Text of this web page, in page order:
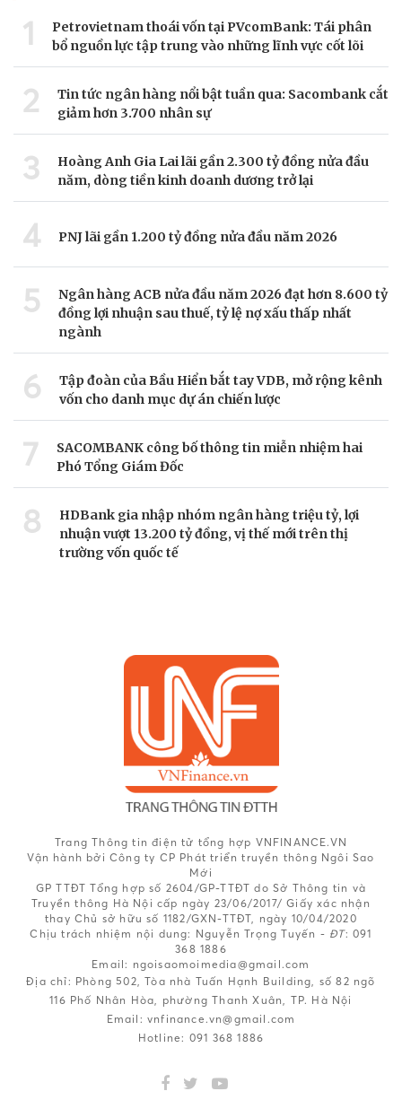
1
Petrovietnam thoái vốn tại PVcomBank: Tái phân
bổ nguồn lực tập trung vào những lĩnh vực cốt lõi
2
Tin tức ngân hàng nổi bật tuần qua: Sacombank cắt
giảm hơn 3.700 nhân sự
3
Hoàng Anh Gia Lai lãi gần 2.300 tỷ đồng nửa đầu
năm, dòng tiền kinh doanh dương trở lại
4 PNJ lãi gần 1.200 tỷ đồng nửa đầu năm 2026
5
Ngân hàng ACB nửa đầu năm 2026 đạt hơn 8.600 tỷ
đồng lợi nhuận sau thuế, tỷ lệ nợ xấu thấp nhất
ngành
6
Tập đoàn của Bầu Hiển bắt tay VDB, mở rộng kênh
vốn cho danh mục dự án chiến lược
7
SACOMBANK công bố thông tin miễn nhiệm hai
Phó Tổng Giám Đốc
8
HDBank gia nhập nhóm ngân hàng triệu tỷ, lợi
nhuận vượt 13.200 tỷ đồng, vị thế mới trên thị
trường vốn quốc tế
Trang Thông tin điện tử tổng hợp VNFINANCE.VN
Vận hành bởi Công ty CP Phát triển truyền thông Ngôi Sao
Mới
GP TTĐT Tổng hợp số 2604/GP-TTĐT do Sở Thông tin và
Truyền thông Hà Nội cấp ngày 23/06/2017/ Giấy xác nhận
thay Chủ sở hữu số 1182/GXN-TTĐT, ngày 10/04/2020
Chịu trách nhiệm nội dung: Nguyễn Trọng Tuyến - ĐT: 091
368 1886
Email: ngoisaomoimedia@gmail.com
Địa chỉ: Phòng 502, Tòa nhà Tuấn Hạnh Building, số 82 ngõ
116 Phố Nhân Hòa, phường Thanh Xuân, TP. Hà Nội
Email: vnfinance.vn@gmail.com
Hotline: 091 368 1886